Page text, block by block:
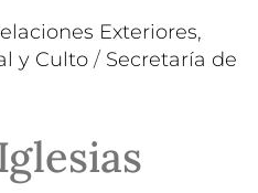
Exteriores,
y Culto / Secretaría de